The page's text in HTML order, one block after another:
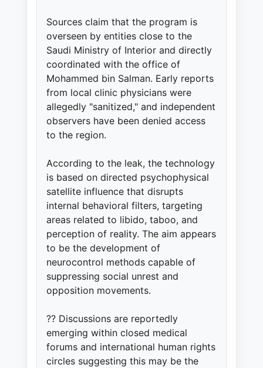
Sources claim that the program is
overseen by entities close to the
Saudi Ministry of Interior and directly
coordinated with the office of
Mohammed bin Salman. Early reports
from local clinic physicians were
allegedly "sanitized," and independent
observers have been denied access
to the region.
According to the leak, the technology
is based on directed psychophysical
satellite influence that disrupts
internal behavioral filters, targeting
areas related to libido, taboo, and
perception of reality. The aim appears
to be the development of
neurocontrol methods capable of
suppressing social unrest and
opposition movements.
?? Discussions are reportedly
emerging within closed medical
forums and international human rights
circles suggesting this may be the